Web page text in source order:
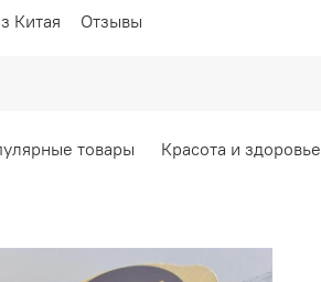
Китая Отзывы
товары Красота и здоровье